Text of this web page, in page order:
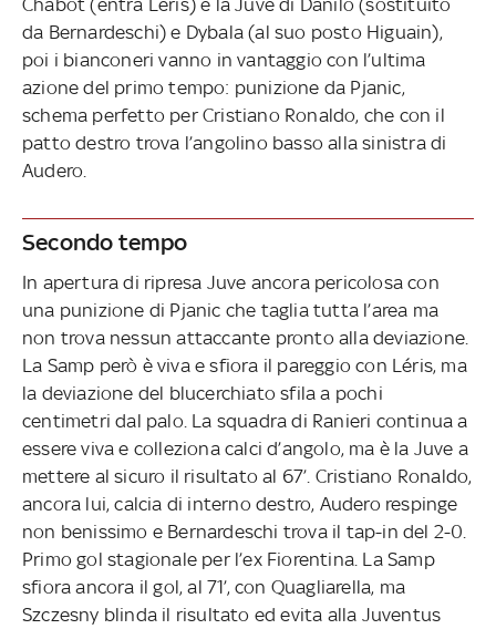
da Bernardeschi) e Dybala (al suo posto Higuain),
poi i bianconeri vanno in vantaggio con l’ultima
azione del primo tempo: punizione da Pjanic,
schema perfetto per Cristiano Ronaldo, che con il
patto destro trova l’angolino basso alla sinistra di
Audero.
Secondo tempo
In apertura di ripresa Juve ancora pericolosa con
una punizione di Pjanic che taglia tutta l’area ma
non trova nessun attaccante pronto alla deviazione.
La Samp però è viva e sfiora il pareggio con Léris, ma
la deviazione del blucerchiato sfila a pochi
centimetri dal palo. La squadra di Ranieri continua a
essere viva e colleziona calci d’angolo, ma è la Juve a
mettere al sicuro il risultato al 67’. Cristiano Ronaldo,
ancora lui, calcia di interno destro, Audero respinge
non benissimo e Bernardeschi trova il tap-in del 2-0.
Primo gol stagionale per l’ex Fiorentina. La Samp
sfiora ancora il gol, al 71’, con Quagliarella, ma
Szczesny blinda il risultato ed evita alla Juventus